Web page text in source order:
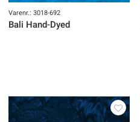
Varenr.: 3018-692
Bali Hand-Dyed